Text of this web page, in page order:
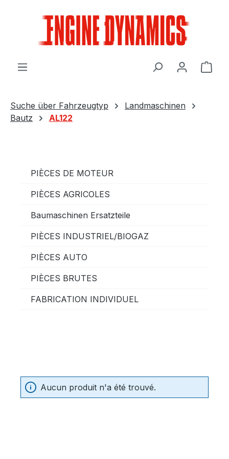
Le
Suche über Fahrzeugtyp
Landmaschinen
Bautz
AL122
PIÈCES DE MOTEUR
PIÈCES AGRICOLES
Baumaschinen Ersatzteile
PIÈCES INDUSTRIEL/BIOGAZ
PIÈCES AUTO
PIÈCES BRUTES
FABRICATION INDIVIDUEL
Aucun produit n'a été trouvé.